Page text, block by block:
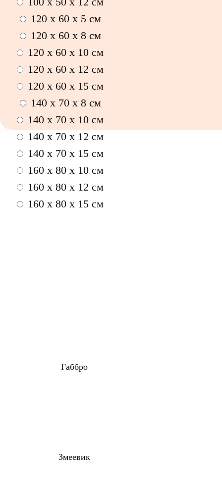
120 x 60 x 5 см
120 x 60 x 8 см
120 x 60 x 10 см
120 x 60 x 12 см
120 x 60 x 15 см
140 x 70 x 8 см
140 x 70 x 10 см
140 x 70 x 12 см
140 x 70 x 15 см
160 x 80 x 10 см
160 x 80 x 12 см
160 x 80 x 15 см
Габбро
Змеевик